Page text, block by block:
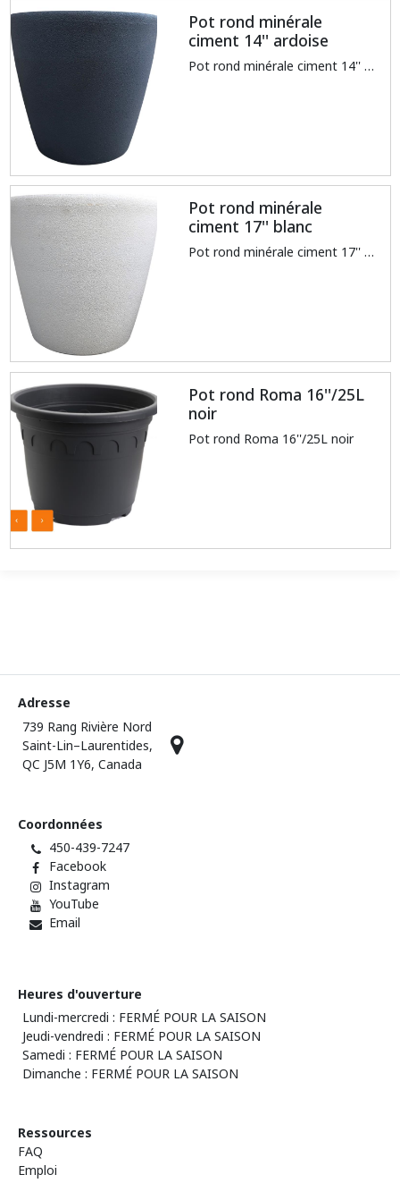
Pot rond minérale
ciment 14'' ardoise
Pot rond minérale ciment 14'' ardoise
Pot rond minérale
ciment 17'' blanc
Pot rond minérale ciment 17'' blanc
Pot rond Roma 16''/25L
noir
Pot rond Roma 16''/25L noir
Adresse
739 Rang Rivière Nord
Saint-Lin–Laurentides,
QC J5M 1Y6, Canada
Coordonnées
450-439-7247
Facebook
Instagram
YouTube
Email
Heures d'ouverture
Lundi-mercredi : FERMÉ POUR LA SAISON
Jeudi-vendredi : FERMÉ POUR LA SAISON
Samedi : FERMÉ POUR LA SAISON
Dimanche : FERMÉ POUR LA SAISON
Ressources
FAQ
Emploi